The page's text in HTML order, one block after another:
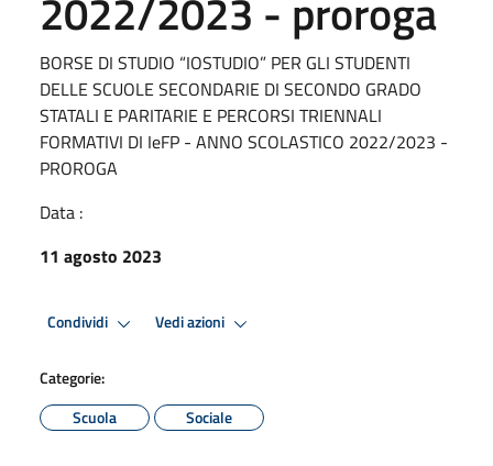
BORSE DI STUDIO “IOSTUDIO” PER GLI STUDENTI
DELLE SCUOLE SECONDARIE DI SECONDO GRADO
STATALI E PARITARIE E PERCORSI TRIENNALI
FORMATIVI DI IeFP - ANNO SCOLASTICO 2022/2023 -
PROROGA
Data :
11 agosto 2023
Condividi Vedi azioni
Categorie:
Scuola
Sociale